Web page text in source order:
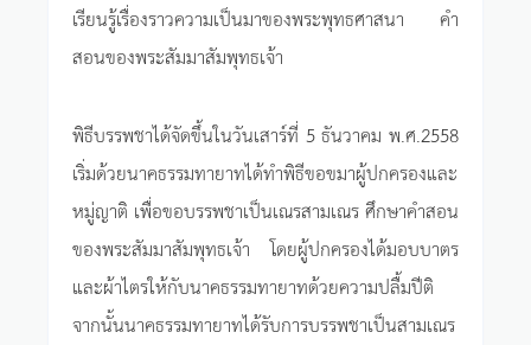
เรียนรู้เรื่องราวความเป็นมาของพระพุทธศาสนา คำ
สอนของพระสัมมาสัมพุทธเจ้า
พิธีบรรพชาได้จัดขึ้นในวันเสาร์ที่ 5 ธันวาคม พ.ศ.2558
เริ่มด้วยนาคธรรมทายาทได้ทำพิธีขอขมาผู้ปกครองและ
หมู่ญาติ เพื่อขอบรรพชาเป็นเณรสามเณร ศึกษาคำสอน
ของพระสัมมาสัมพุทธเจ้า โดยผู้ปกครองได้มอบบาตร
และผ้าไตรให้กับนาคธรรมทายาทด้วยความปลื้มปีติ
จากนั้นนาคธรรมทายาทได้รับการบรรพชาเป็นสามเณร